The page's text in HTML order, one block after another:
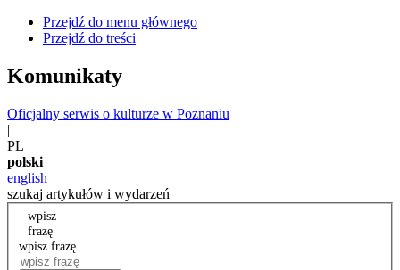
Przejdź do menu głównego
Przejdź do treści
Komunikaty
Oficjalny serwis o kulturze w Poznaniu
|
PL
polski
english
szukaj artykułów i wydarzeń
wpisz
frazę
wpisz frazę